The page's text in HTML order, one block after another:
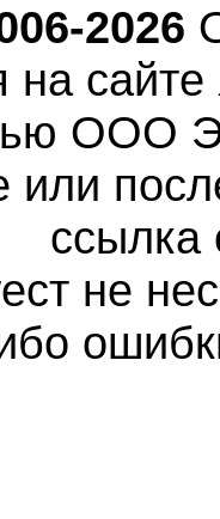
2026
сайте
ООО
или
ссылка
не